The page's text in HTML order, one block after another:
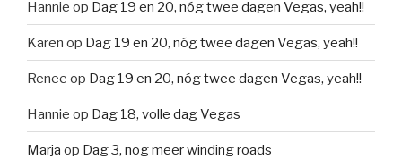
Hannie op Dag 19 en 20, nóg twee dagen Vegas, yeah!!
Karen op Dag 19 en 20, nóg twee dagen Vegas, yeah!!
Renee op Dag 19 en 20, nóg twee dagen Vegas, yeah!!
Hannie op Dag 18, volle dag Vegas
Marja op Dag 3, nog meer winding roads